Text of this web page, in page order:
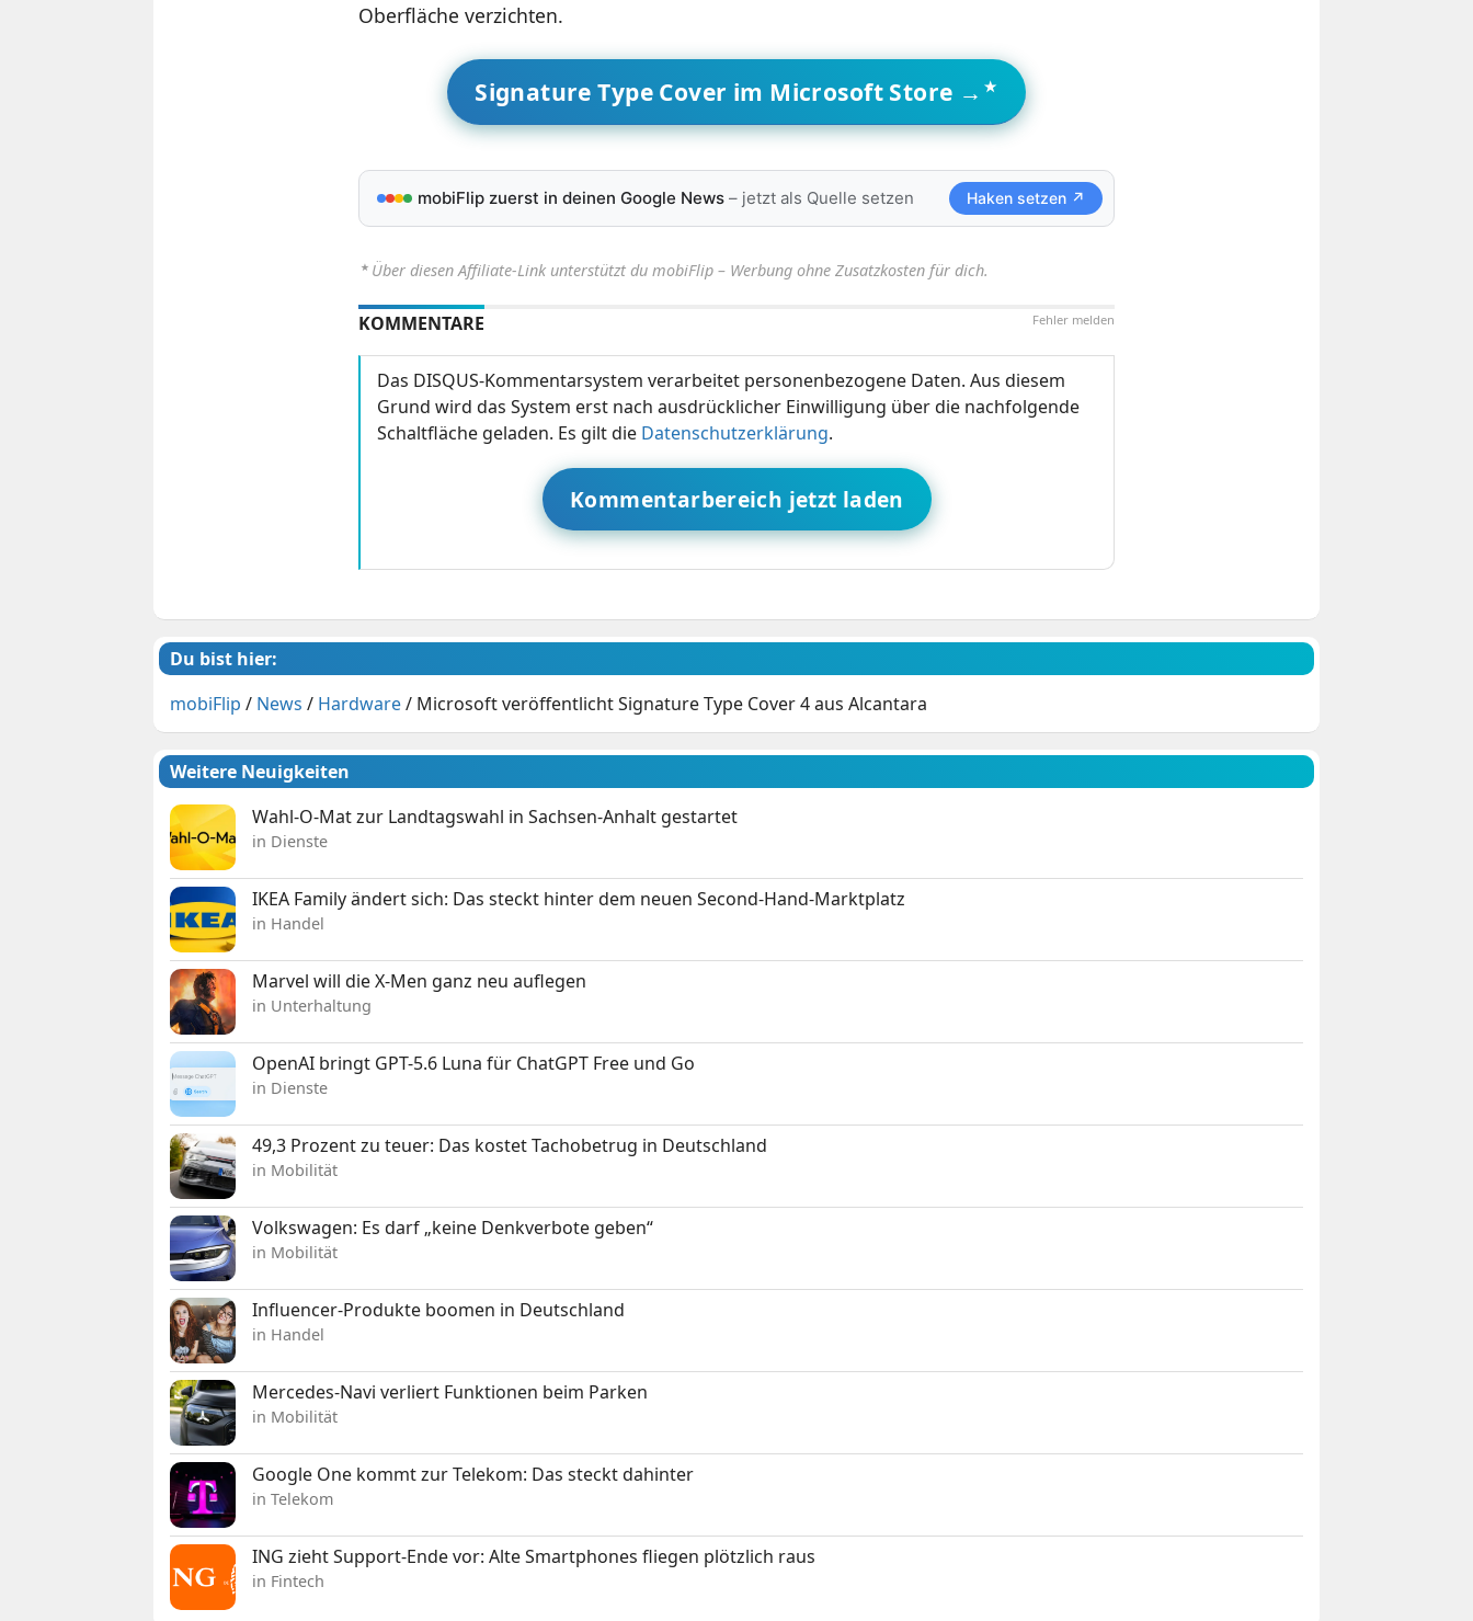
Oberfläche verzichten.
Signature Type Cover im Microsoft Store →
mobiFlip zuerst in deinen Google News– jetzt als Quelle setzen Haken setzen ↗
⋆ Über diesen Affiliate-Link unterstützt du mobiFlip – Werbung ohne Zusatzkosten für dich.
Fehler melden
KOMMENTARE
Das DISQUS-Kommentarsystem verarbeitet personenbezogene Daten. Aus diesem
Grund wird das System erst nach ausdrücklicher Einwilligung über die nachfolgende
Schaltfläche geladen. Es gilt die Datenschutzerklärung.
Kommentarbereich jetzt laden
Du bist hier:
mobiFlip / News / Hardware/ Microsoft veröffentlicht Signature Type Cover 4 aus Alcantara
Weitere Neuigkeiten
Wahl-O-Mat zur Landtagswahl in Sachsen-Anhalt gestartet
in Dienste
IKEA Family ändert sich: Das steckt hinter dem neuen Second-Hand-Marktplatz
in Handel
Marvel will die X-Men ganz neu auflegen
in Unterhaltung
OpenAI bringt GPT-5.6 Luna für ChatGPT Free und Go
in Dienste
49,3 Prozent zu teuer: Das kostet Tachobetrug in Deutschland
in Mobilität
Volkswagen: Es darf „keine Denkverbote geben“
in Mobilität
Influencer-Produkte boomen in Deutschland
in Handel
Mercedes-Navi verliert Funktionen beim Parken
in Mobilität
Google One kommt zur Telekom: Das steckt dahinter
in Telekom
ING zieht Support-Ende vor: Alte Smartphones fliegen plötzlich raus
in Fintech